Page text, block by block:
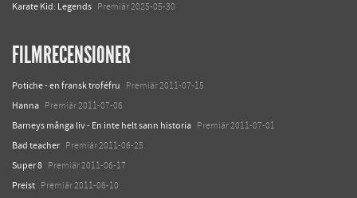
Karate Kid: Legends Premiär 2025-05-30
FILMRECENSIONER
Potiche - en fransk troféfru Premiär 2011-07-15
Hanna Premiär 2011-07-06
Barneys många liv - En inte helt sann historia Premiär 2011-07-01
Bad teacher Premiär 2011-06-25
Super 8 Premiär 2011-06-17
Preist Premiär 2011-06-10